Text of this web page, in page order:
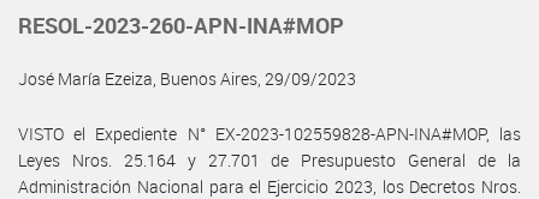
RESOL-2023-260-APN-INA#MOP
José María Ezeiza, Buenos Aires, 29/09/2023
VISTO el Expediente N° EX-2023-102559828-APN-INA#MOP, las
Leyes Nros. 25.164 y 27.701 de Presupuesto General de la
Administración Nacional para el Ejercicio 2023, los Decretos Nros.